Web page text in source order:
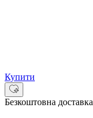
Купити
Безкоштовна доставка